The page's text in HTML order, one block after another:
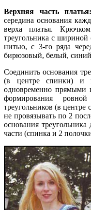
Верхняя часть платья:
середина основания
верха платья.
треугольника с
нитью, с 3-го ряда
бирюзовый, белый,
Соединить основания
(в центре спинки) и
одновременно прямыми
формирования
треугольников (в центре
не провязывать по 2
основания
части (спинка и 2